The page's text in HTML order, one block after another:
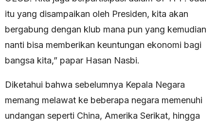
itu yang disampaikan oleh Presiden, kita akan
bergabung dengan klub mana pun yang kemudian
nanti bisa memberikan keuntungan ekonomi bagi
bangsa kita,” papar Hasan Nasbi.
Diketahui bahwa sebelumnya Kepala Negara
memang melawat ke beberapa negara memenuhi
undangan seperti China, Amerika Serikat, hingga